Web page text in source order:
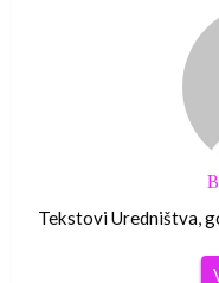
Tekstovi Uredništva,